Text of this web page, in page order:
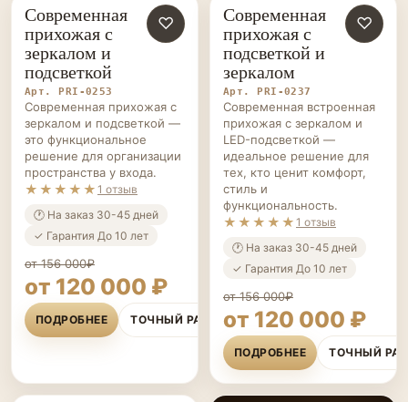
ПРИХОЖИЕ НА ЗАКАЗ
♡
Современная
прихожая с
зеркалом и
подсветкой
Арт. PRI-0253
Современная прихожая с
зеркалом и подсветкой —
это функциональное
решение для организации
пространства у входа.
★★★★★ 1 отзыв
🕐 На заказ 30-45 дней
✓ Гарантия До 10 лет
от 156 000₽
от 120 000 ₽
ПОДРОБНЕЕ ТОЧНЫЙ РАСЧЁТ
ПРИХОЖИЕ НА ЗАКАЗ
♡
Современная
прихожая с
подсветкой и
зеркалом
Арт. PRI-0237
Современная встроенная
прихожая с зеркалом и
LED-подсветкой —
идеальное решение для
тех, кто ценит комфорт,
стиль и
функциональность.
★★★★★ 1 отзыв
🕐 На заказ 30-45 дней
✓ Гарантия До 10 лет
от 156 000₽
от 120 000 ₽
ПОДРОБНЕЕ ТОЧНЫЙ